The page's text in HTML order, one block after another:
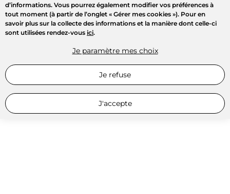
d’informations. Vous pourrez également modifier vos préférences à
tout moment (à partir de l’onglet « Gérer mes cookies »). Pour en
savoir plus sur la collecte des informations et la manière dont celle-ci
sont utilisées rendez-vous ici.
Je paramètre mes choix
Je refuse
J'accepte